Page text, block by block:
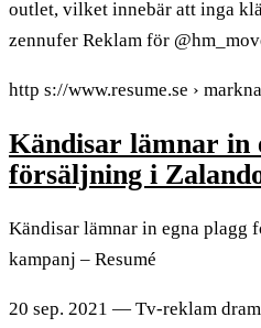
outlet, vilket innebär att inga
zennufer Reklam för
http s://www.resume.se ›
Kändisar lämnar in
försäljning i
Kändisar lämnar in egna plagg
kampanj – Resumé
20 sep. 2021 — Tv-reklam